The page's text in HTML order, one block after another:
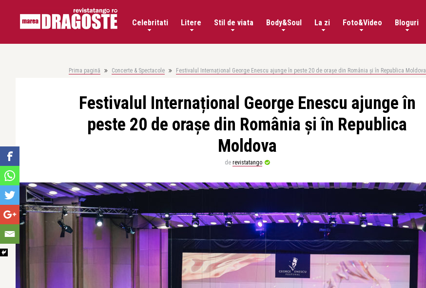
Celebritati Litere Stil de viata Body&Soul La zi Foto&Video Bloguri
Prima pagină Concerte & Spectacole Festivalul Internațional George Enescu ajunge în peste 20 de orașe din România și în Republica Moldova
Festivalul Internațional George Enescu ajunge în
peste 20 de orașe din România și în Republica
Moldova
de revistatango